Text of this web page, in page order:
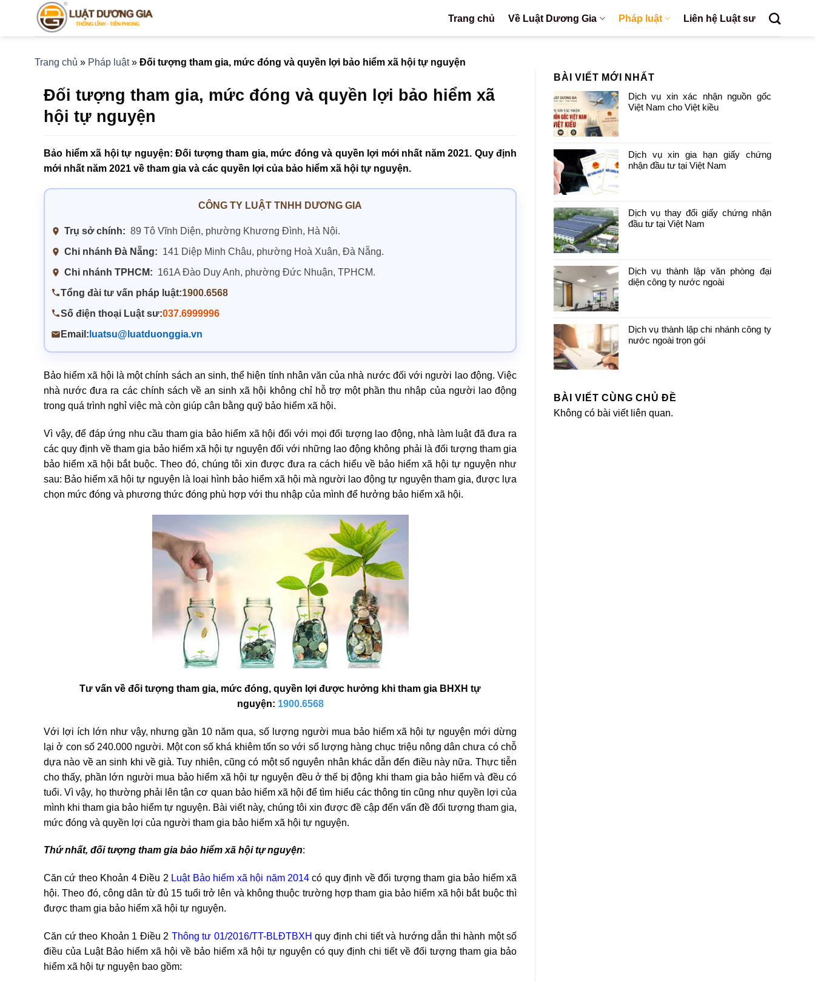
Trang chủ Về Luật Dương Gia Pháp luật Liên hệ Luật sư
Trang chủ » Pháp luật» Đối tượng tham gia, mức đóng và quyền lợi bảo hiểm xã hội tự nguyện
Đối tượng tham gia, mức đóng và quyền lợi bảo hiểm xã
hội tự nguyện
Bảo hiểm xã hội tự nguyện: Đối tượng tham gia, mức đóng và quyền lợi mới nhất năm 2021. Quy định
mới nhất năm 2021 về tham gia và các quyền lợi của bảo hiểm xã hội tự nguyện.
CÔNG TY LUẬT TNHH DƯƠNG GIA
Trụ sở chính: 89 Tô Vĩnh Diện, phường Khương Đình, Hà Nội.
Chi nhánh Đà Nẵng: 141 Diệp Minh Châu, phường Hoà Xuân, Đà Nẵng.
Chi nhánh TPHCM: 161A Đào Duy Anh, phường Đức Nhuận, TPHCM.
Tổng đài tư vấn pháp luật:1900.6568
Số điện thoại Luật sư:037.6999996
Email: luatsu@luatduonggia.vn
Bảo hiểm xã hội là một chính sách an sinh, thể hiện tính nhân văn của nhà nước đối với người lao động. Việc
nhà nước đưa ra các chính sách về an sinh xã hội không chỉ hỗ trợ một phần thu nhập của người lao động
trong quá trình nghỉ việc mà còn giúp cân bằng quỹ bảo hiểm xã hội.
Vì vậy, để đáp ứng nhu cầu tham gia bảo hiểm xã hội đối với mọi đối tượng lao động, nhà làm luật đã đưa ra
các quy định về tham gia bảo hiểm xã hội tự nguyện đối với những lao động không phải là đối tượng tham gia
bảo hiểm xã hội bắt buộc. Theo đó, chúng tôi xin được đưa ra cách hiểu về bảo hiểm xã hội tự nguyện như
sau: Bảo hiểm xã hội tự nguyện là loại hình bảo hiểm xã hội mà người lao động tự nguyện tham gia, được lựa
chọn mức đóng và phương thức đóng phù hợp với thu nhập của mình để hưởng bảo hiểm xã hội.
Tư vấn về đối tượng tham gia, mức đóng, quyền lợi được hưởng khi tham gia BHXH tự
nguyện: 1900.6568
Với lợi ích lớn như vậy, nhưng gần 10 năm qua, số lượng người mua bảo hiểm xã hội tự nguyện mới dừng
lại ở con số 240.000 người. Một con số khá khiêm tốn so với số lượng hàng chục triệu nông dân chưa có chỗ
dựa nào về an sinh khi về già. Tuy nhiên, cũng có một số nguyên nhân khác dẫn đến điều này nữa. Thực tiễn
cho thấy, phần lớn người mua bảo hiểm xã hội tự nguyện đều ở thế bị động khi tham gia bảo hiểm và đều có
tuổi. Vì vậy, họ thường phải lên tận cơ quan bảo hiểm xã hội để tìm hiểu các thông tin cũng như quyền lợi của
mình khi tham gia bảo hiểm tự nguyện. Bài viết này, chúng tôi xin được đề cập đến vấn đề đối tượng tham gia,
mức đóng và quyền lợi của người tham gia bảo hiểm xã hội tự nguyện.
Thứ nhất, đối tượng tham gia bảo hiểm xã hội tự nguyện:
Căn cứ theo Khoản 4 Điều 2 Luật Bảo hiểm xã hội năm 2014có quy định về đối tượng tham gia bảo hiểm xã
hội. Theo đó, công dân từ đủ 15 tuổi trở lên và không thuộc trường hợp tham gia bảo hiểm xã hội bắt buộc thì
được tham gia bảo hiểm xã hội tự nguyện.
Căn cứ theo Khoản 1 Điều 2 Thông tư 01/2016/TT-BLĐTBXH quy định chi tiết và hướng dẫn thi hành một số
điều của Luật Bảo hiểm xã hội về bảo hiểm xã hội tự nguyện có quy định chi tiết về đối tượng tham gia bảo
hiểm xã hội tự nguyện bao gồm:
BÀI VIẾT MỚI NHẤT
Dịch vụ xin xác nhận nguồn gốc
Việt Nam cho Việt kiều
Dịch vụ xin gia hạn giấy chứng
nhận đầu tư tại Việt Nam
Dịch vụ thay đổi giấy chứng nhận
đầu tư tại Việt Nam
Dịch vụ thành lập văn phòng đại
diện công ty nước ngoài
Dịch vụ thành lập chi nhánh công ty
nước ngoài trọn gói
BÀI VIẾT CÙNG CHỦ ĐỀ
Không có bài viết liên quan.